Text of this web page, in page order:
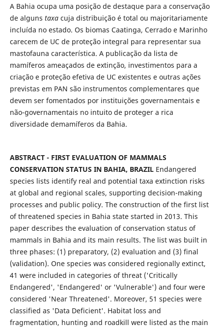
A Bahia ocupa uma posição de destaque para a conservação
de alguns taxacuja distribuição é total ou majoritariamente
incluída no estado. Os biomas Caatinga, Cerrado e Marinho
carecem de UC de proteção integral para representar sua
mastofauna característica. A publicação da lista de
mamíferos ameaçados de extinção, investimentos para a
criação e proteção efetiva de UC existentes e outras ações
previstas em PAN são instrumentos complementares que
devem ser fomentados por instituições governamentais e
não-governamentais no intuito de proteger a rica
diversidade demamíferos da Bahia.
ABSTRACT - FIRST EVALUATION OF MAMMALS
CONSERVATION STATUS IN BAHIA, BRAZIL Endangered
species lists identify real and potential taxa extinction risks
at global and regional scales, supporting decision-making
processes and public policy. The construction of the first list
of threatened species in Bahia state started in 2013. This
paper describes the evaluation of conservation status of
mammals in Bahia and its main results. The list was built in
three phases: (1) preparatory, (2) evaluation and (3) final
(validation). One species was considered regionally extinct,
41 were included in categories of threat ('Critically
Endangered', 'Endangered' or 'Vulnerable') and four were
considered 'Near Threatened'. Moreover, 51 species were
classified as 'Data Deficient'. Habitat loss and
fragmentation, hunting and roadkill were listed as the main